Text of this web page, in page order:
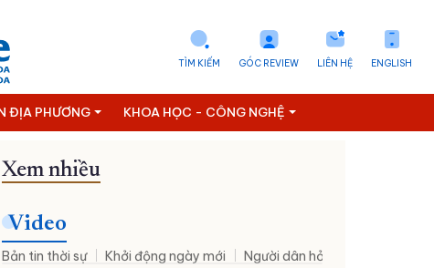
ENGLISH
LIÊN HỆ
GÓC REVIEW
TÌM KIẾM
ĐỊA PHƯƠNG KHOA HỌC - CÔNG NGHỆ
Xem nhiều
Video
Bản tin thời sự Khởi động ngày mới Người dân hỏi – Cơ quan nhà